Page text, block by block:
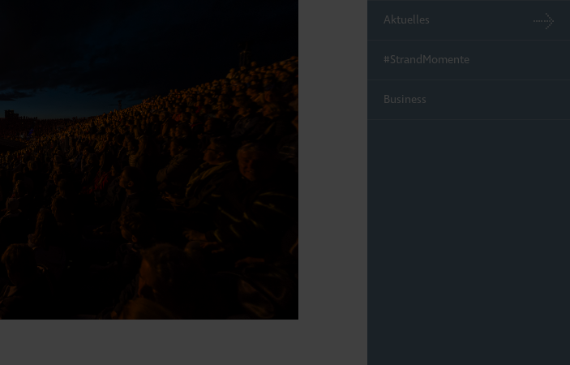
Aktuelles
#StrandMomente
Business